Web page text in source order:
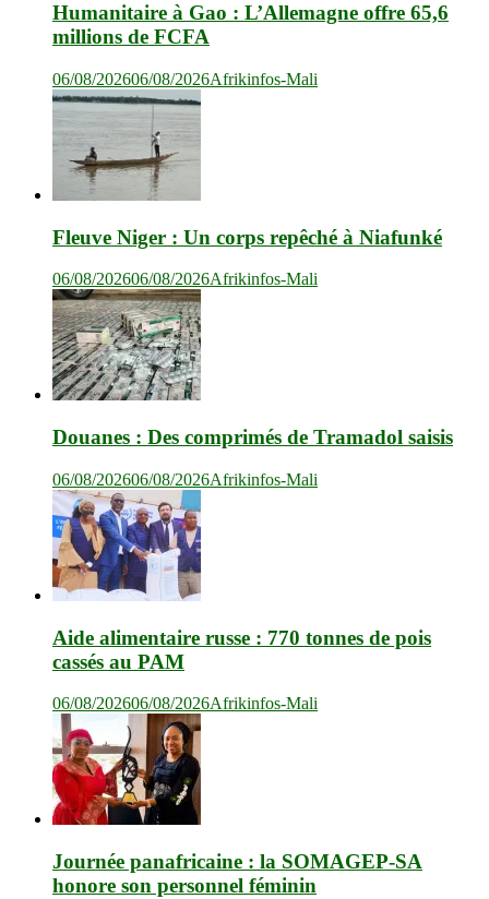
Humanitaire à Gao : L’Allemagne offre 65,6
millions de FCFA
06/08/202606/08/2026Afrikinfos-Mali
Fleuve Niger : Un corps repêché à Niafunké
06/08/202606/08/2026Afrikinfos-Mali
Douanes : Des comprimés de Tramadol saisis
06/08/202606/08/2026Afrikinfos-Mali
Aide alimentaire russe : 770 tonnes de pois
cassés au PAM
06/08/202606/08/2026Afrikinfos-Mali
Journée panafricaine : la SOMAGEP-SA
honore son personnel féminin